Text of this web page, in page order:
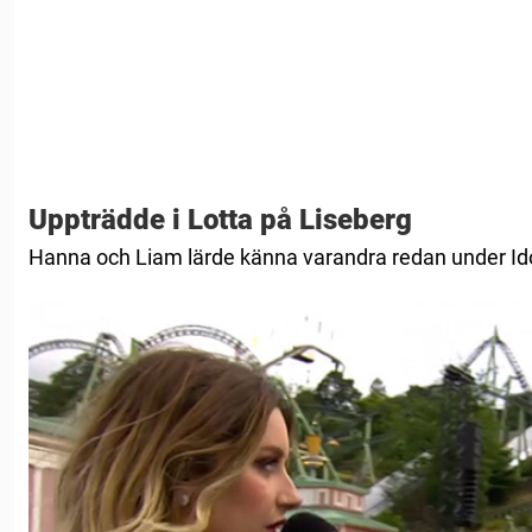
Uppträdde i Lotta på Liseberg
Hanna och Liam lärde känna varandra redan under